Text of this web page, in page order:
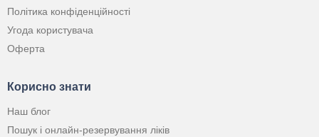
Політика конфіденційності
Угода користувача
Оферта
Корисно знати
Наш блог
Пошук і онлайн-резервування ліків